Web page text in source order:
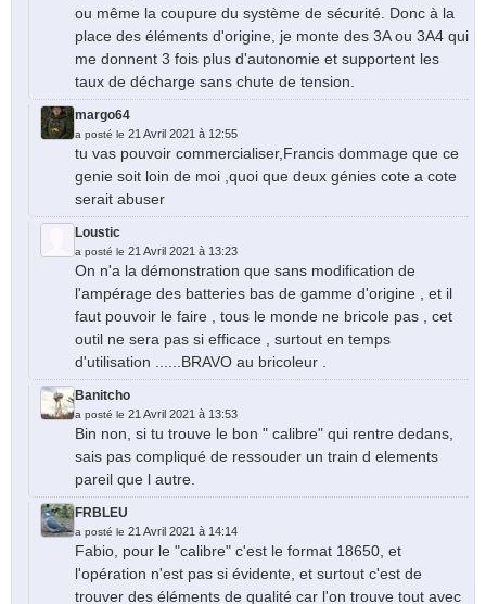
ou même la coupure du système de sécurité. Donc à la
place des éléments d'origine, je monte des 3A ou 3A4 qui
me donnent 3 fois plus d'autonomie et supportent les
taux de décharge sans chute de tension.
margo64
a posté le 21 Avril 2021 à 12:55
tu vas pouvoir commercialiser,Francis dommage que ce
genie soit loin de moi ,quoi que deux génies cote a cote
serait abuser
Loustic
a posté le 21 Avril 2021 à 13:23
On n'a la démonstration que sans modification de
l'ampérage des batteries bas de gamme d'origine , et il
faut pouvoir le faire , tous le monde ne bricole pas , cet
outil ne sera pas si efficace , surtout en temps
d'utilisation ......BRAVO au bricoleur .
Banitcho
a posté le 21 Avril 2021 à 13:53
Bin non, si tu trouve le bon " calibre" qui rentre dedans,
sais pas compliqué de ressouder un train d elements
pareil que l autre.
FRBLEU
a posté le 21 Avril 2021 à 14:14
Fabio, pour le "calibre" c'est le format 18650, et
l'opération n'est pas si évidente, et surtout c'est de
trouver des éléments de qualité car l'on trouve tout avec